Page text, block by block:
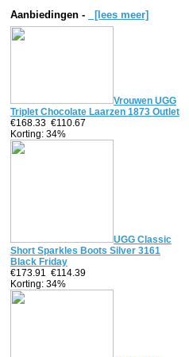
Aanbiedingen - [lees meer]
Vrouwen UGG
Triplet Chocolate Laarzen 1873 Outlet
€168.33 €110.67
Korting: 34%
UGG Classic
Short Sparkles Boots Silver 3161
Black Friday
€173.91 €114.39
Korting: 34%